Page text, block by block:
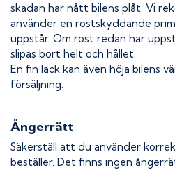
skadan har nått bilens plåt. Vi
använder en rostskyddande
uppstår. Om rost redan har
slipas bort helt och hållet.
En fin lack kan även höja bilens
försäljning.
Ångerrätt
Säkerställ att du använder
beställer. Det finns ingen